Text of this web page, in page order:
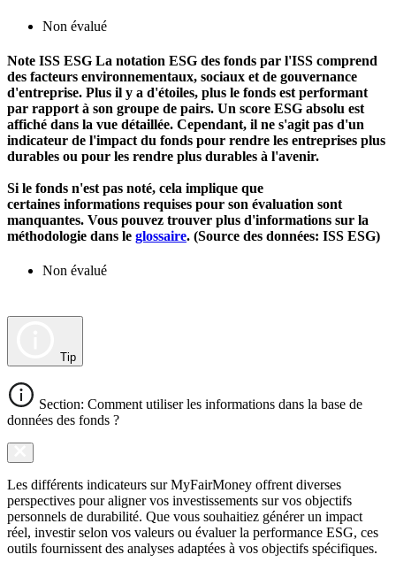
Non évalué
Note ISS ESG La notation ESG des fonds par l'ISS comprend
des facteurs environnementaux, sociaux et de gouvernance
d'entreprise. Plus il y a d'étoiles, plus le fonds est performant
par rapport à son groupe de pairs. Un score ESG absolu est
affiché dans la vue détaillée. Cependant, il ne s'agit pas d'un
indicateur de l'impact du fonds pour rendre les entreprises plus
durables ou pour les rendre plus durables à l'avenir.
Si le fonds n'est pas noté, cela implique que
certaines informations requises pour son évaluation sont
manquantes. Vous pouvez trouver plus d'informations sur la
méthodologie dans le glossaire. (Source des données: ISS ESG)
Non évalué
Tip
Section: Comment utiliser les informations dans la base de
données des fonds ?
Les différents indicateurs sur MyFairMoney offrent diverses
perspectives pour aligner vos investissements sur vos objectifs
personnels de durabilité. Que vous souhaitiez générer un impact
réel, investir selon vos valeurs ou évaluer la performance ESG, ces
outils fournissent des analyses adaptées à vos objectifs spécifiques.